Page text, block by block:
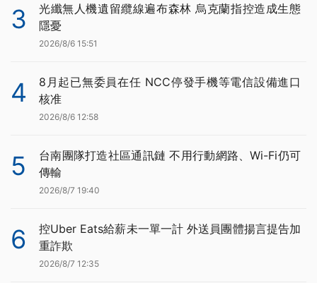
3
光纖無人機遺留纜線遍布森林 烏克蘭指控造成生態
隱憂
2026/8/6 15:51
4
8月起已無委員在任 NCC停發手機等電信設備進口
核准
2026/8/6 12:58
5
台南團隊打造社區通訊鏈 不用行動網路、Wi-Fi仍可
傳輸
2026/8/7 19:40
6
控Uber Eats給薪未一單一計 外送員團體揚言提告加
重詐欺
2026/8/7 12:35